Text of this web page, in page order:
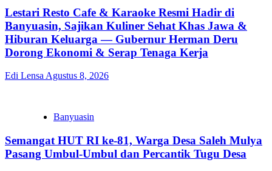
Lestari Resto Cafe & Karaoke Resmi Hadir di
Banyuasin, Sajikan Kuliner Sehat Khas Jawa &
Hiburan Keluarga — Gubernur Herman Deru
Dorong Ekonomi & Serap Tenaga Kerja
Edi Lensa Agustus 8, 2026
Banyuasin
Semangat HUT RI ke-81, Warga Desa Saleh Mulya
Pasang Umbul-Umbul dan Percantik Tugu Desa